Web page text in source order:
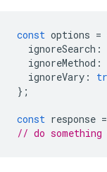
const options =
ignoreSearch :
ignoreMethod :
ignoreVary :
};
const response =
// do